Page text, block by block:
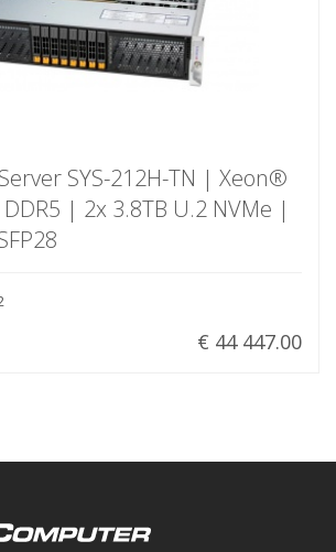
SYS-212H-TN | Xeon®
| 2x 3.8TB U.2 NVMe |
€ 44 447.00